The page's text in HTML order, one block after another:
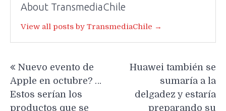
About TransmediaChile
View all posts by TransmediaChile →
de
entradas
Nuevo evento de
Apple en octubre? …
Estos serían los
productos que se
Huawei también se
sumaría a la
delgadez y estaría
preparando su